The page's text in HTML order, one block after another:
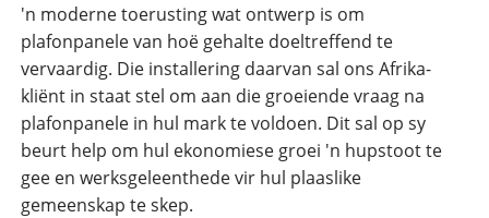
'n moderne toerusting wat ontwerp is om
plafonpanele van hoë gehalte doeltreffend te
vervaardig. Die installering daarvan sal ons Afrika-
kliënt in staat stel om aan die groeiende vraag na
plafonpanele in hul mark te voldoen. Dit sal op sy
beurt help om hul ekonomiese groei 'n hupstoot te
gee en werksgeleenthede vir hul plaaslike
gemeenskap te skep.